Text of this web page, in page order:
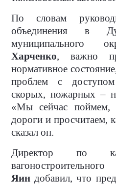
По словам
объединения в
муниципального
Харченко, важно
нормативное
проблем с
скорых, пожарных –
«Мы сейчас поймем,
дороги и просчитаем,
сказал он.
Директор по
Яин добавил, что